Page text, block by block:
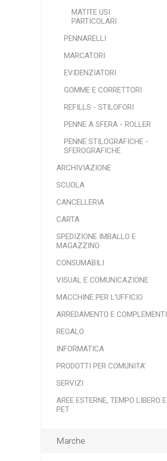
MATITE USI
PARTICOLARI
PENNARELLI
MARCATORI
EVIDENZIATORI
GOMME E CORRETTORI
REFILLS - STILOFORI
PENNE A SFERA - ROLLER
PENNE STILOGRAFICHE -
SFEROGRAFICHE
ARCHIVIAZIONE
SCUOLA
CANCELLERIA
CARTA
SPEDIZIONE IMBALLO E
MAGAZZINO
CONSUMABILI
VISUAL E COMUNICAZIONE
MACCHINE PER L'UFFICIO
ARREDAMENTO E COMPLEMENTI
REGALO
INFORMATICA
PRODOTTI PER COMUNITA'
SERVIZI
AREE ESTERNE, TEMPO LIBERO E
PET
Marche